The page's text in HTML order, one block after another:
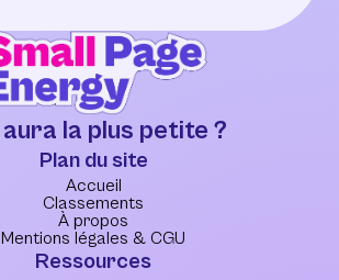
aura la plus petite ?
Plan du site
Accueil
Classements
À propos
Mentions légales & CGU
Ressources